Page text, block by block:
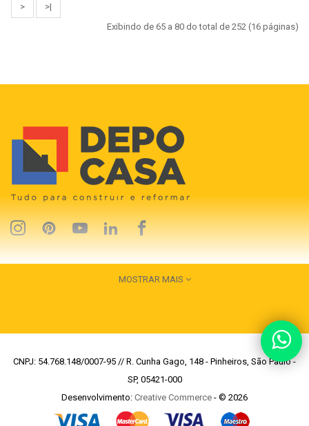
>
>|
Exibindo de 65 a 80 do total de 252 (16 páginas)
MOSTRAR MAIS
CNPJ: 54.768.148/0007-95 // R. Cunha Gago, 148 - Pinheiros, São Paulo -
SP, 05421-000
Desenvolvimento: Creative Commerce - © 2026